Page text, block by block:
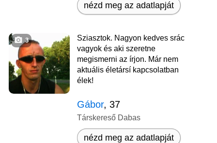
nézd meg az adatlapját
3
Sziasztok. Nagyon kedves srác
vagyok és aki szeretne
megismerni az írjon. Már nem
aktuális életársí kapcsolatban
élek!
Gábor, 37
Társkereső Dabas
nézd meg az adatlapját